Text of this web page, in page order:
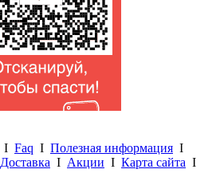
I Faq I Полезная информация I
Доставка I Акции I Карта сайта I